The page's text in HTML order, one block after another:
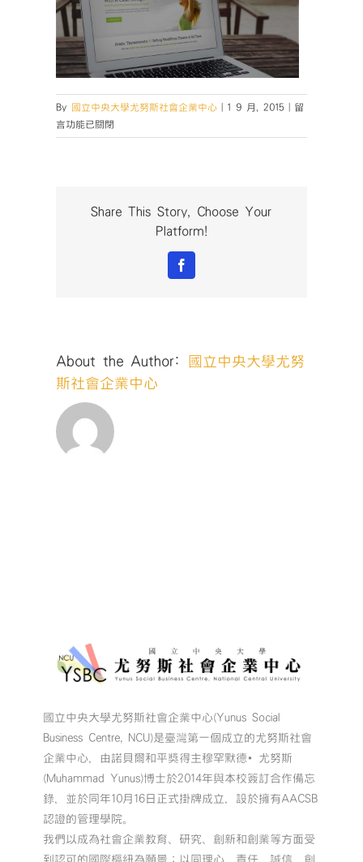
By 國立中央大學尤努斯社會企業中心 1 9 月, 2015
在
中
留
言功能已關閉
Share This Story, Choose Your
Platform!
Facebook
About the Author:
國立中央大學尤努
斯社會企業中心
國立中央大學尤努斯社會企業中心(Yunus Social
Business Centre, NCU)是臺灣第一個成立的尤努斯社會
企業中心，由諾貝爾和平獎得主穆罕默德•尤努斯
(Muhammad Yunus)博士於2014年與本校簽訂合作備忘
錄，並於同年10月16日正式掛牌成立，設於擁有AACSB
認證的管理學院。
我們以成為社會企業教育、研究、創新和創業等方面受
到認可的國際樞紐為願景；以同理心、責任、誠信、創